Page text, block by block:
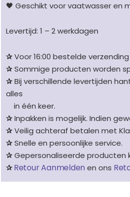
🖤 Geschikt voor vaatwasser en
Levertijd: 1 – 2 werkdagen
✰Voor 16:00 bestelde
✰Sommige producten worden
✰Bij verschillende levertijden
alles
in één keer.
✰Inpakken is mogelijk. Indien
✰Veilig achteraf betalen met
✰Snelle en persoonlijke service.
✰Gepersonaliseerde producten
✰Retour Aanmelden en ons